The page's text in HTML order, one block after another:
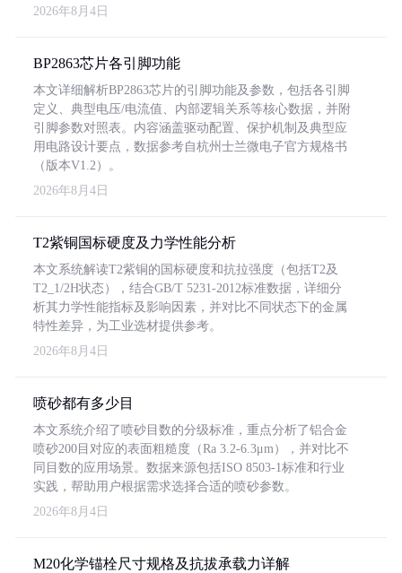
2026年8月4日
BP2863芯片各引脚功能
本文详细解析BP2863芯片的引脚功能及参数，包括各引脚
定义、典型电压/电流值、内部逻辑关系等核心数据，并附
引脚参数对照表。内容涵盖驱动配置、保护机制及典型应
用电路设计要点，数据参考自杭州士兰微电子官方规格书
（版本V1.2）。
2026年8月4日
T2紫铜国标硬度及力学性能分析
本文系统解读T2紫铜的国标硬度和抗拉强度（包括T2及
T2_1/2H状态），结合GB/T 5231-2012标准数据，详细分
析其力学性能指标及影响因素，并对比不同状态下的金属
特性差异，为工业选材提供参考。
2026年8月4日
喷砂都有多少目
本文系统介绍了喷砂目数的分级标准，重点分析了铝合金
喷砂200目对应的表面粗糙度（Ra 3.2-6.3μm），并对比不
同目数的应用场景。数据来源包括ISO 8503-1标准和行业
实践，帮助用户根据需求选择合适的喷砂参数。
2026年8月4日
M20化学锚栓尺寸规格及抗拔承载力详解